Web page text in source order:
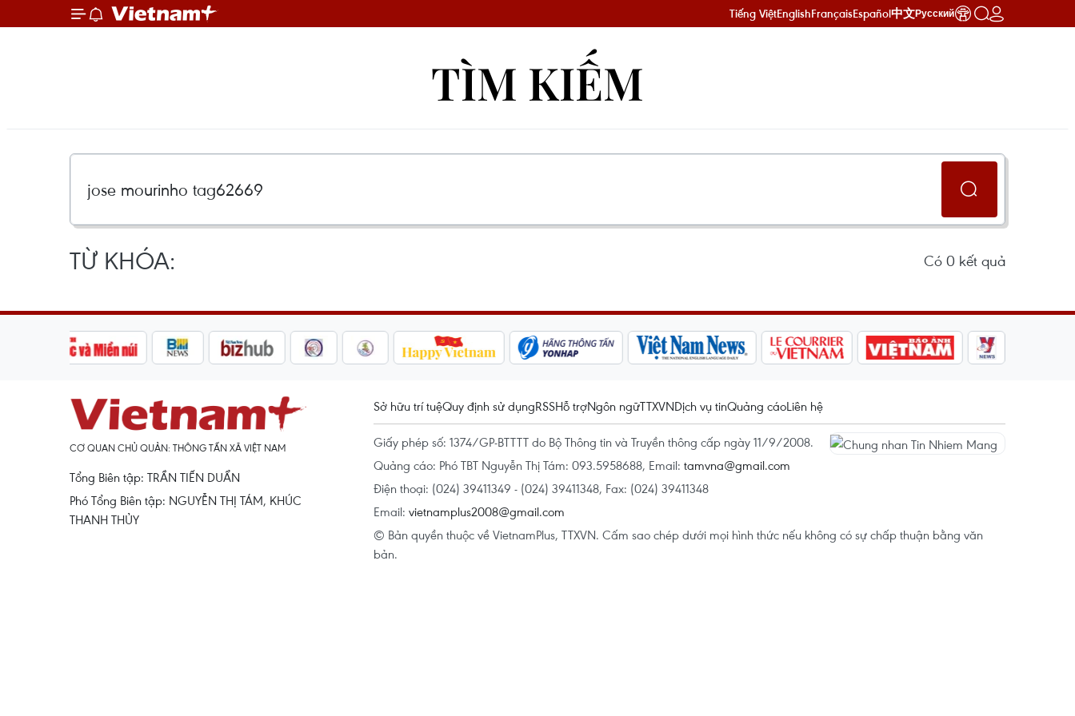
Tiếng ViệtEnglishFrançaisEspañol中文Русский
TÌM KIẾM
TỪ KHÓA: Có 0 kết quả
CƠ QUAN CHỦ QUẢN: THÔNG TẤN XÃ VIỆT NAM
Tổng Biên tập: TRẦN TIẾN DUẨN
Phó Tổng Biên tập: NGUYỄN THỊ TÁM, KHÚC
THANH THỦY
Sở hữu trí tuệQuy định sử dụngRSSHỗ trợNgôn ngữTTXVNDịch vụ tinQuảng cáoLiên hệ
Giấy phép số: 1374/GP-BTTTT do Bộ Thông tin và Truyền thông cấp ngày 11/9/2008.
Quảng cáo: Phó TBT Nguyễn Thị Tám: 093.5958688, Email: tamvna@gmail.com
Điện thoại: (024) 39411349 - (024) 39411348, Fax: (024) 39411348
Email: vietnamplus2008@gmail.com
© Bản quyền thuộc về VietnamPlus, TTXVN. Cấm sao chép dưới mọi hình thức nếu không có sự chấp thuận bằng văn
bản.